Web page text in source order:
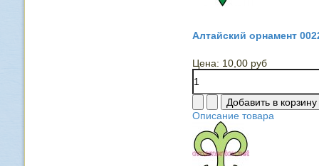
Алтайский орнамент
Цена: 10,00 руб
Описание товара